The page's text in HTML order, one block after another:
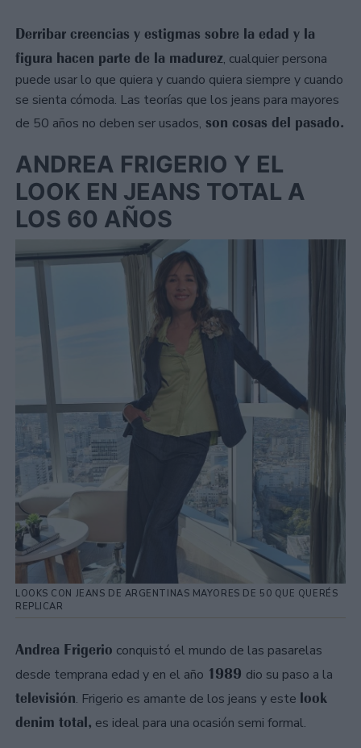
Derribar creencias y estigmas sobre la edad y la
figura hacen parte de la madurez, cualquier persona
puede usar lo que quiera y cuando quiera siempre y cuando
se sienta cómoda. Las teorías que los jeans para mayores
de 50 años no deben ser usados, son cosas del pasado.
ANDREA FRIGERIO Y EL
LOOK EN JEANS TOTAL A
LOS 60 AÑOS
LOOKS CON JEANS DE ARGENTINAS MAYORES DE 50 QUE QUERÉS
REPLICAR
Andrea Frigerio conquistó el mundo de las pasarelas
desde temprana edad y en el año 1989 dio su paso a la
televisión. Frigerio es amante de los jeans y este look
denim total, es ideal para una ocasión semi formal.